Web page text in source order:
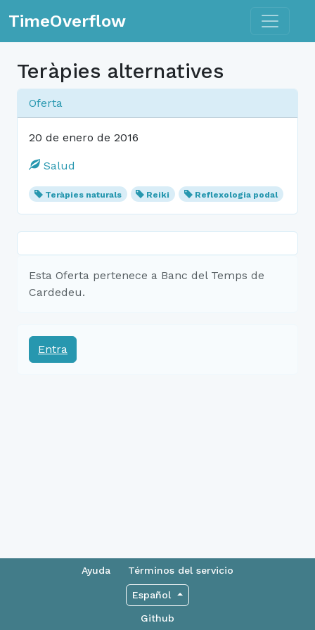
TimeOverflow Toggle
Teràpies alternatives
Oferta
20 de enero de 2016
Salud
Teràpies naturals Reiki Reflexologia podal
Esta Oferta pertenece a Banc del Temps de
Cardedeu.
Entra
Ayuda Términos del servicio
Español
Github